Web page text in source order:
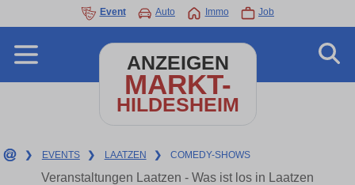
Event Auto Immo Job
ANZEIGEN
MARKT-
HILDESHEIM
❯ EVENTS ❯ LAATZEN ❯ COMEDY-SHOWS
Veranstaltungen Laatzen - Was ist los in Laatzen